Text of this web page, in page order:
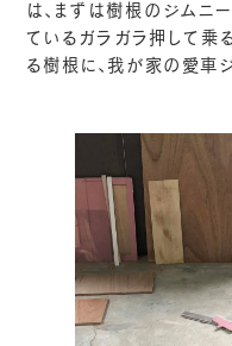
は、まずは樹根のジムニ
ているガラガラ押して乗
る樹根に、我が家の愛車